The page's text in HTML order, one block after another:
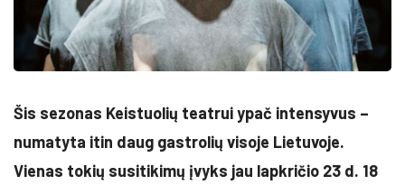
Šis sezonas Keistuolių teatrui ypač intensyvus –
numatyta itin daug gastrolių visoje Lietuvoje.
Vienas tokių susitikimų įvyks jau lapkričio 23 d. 18